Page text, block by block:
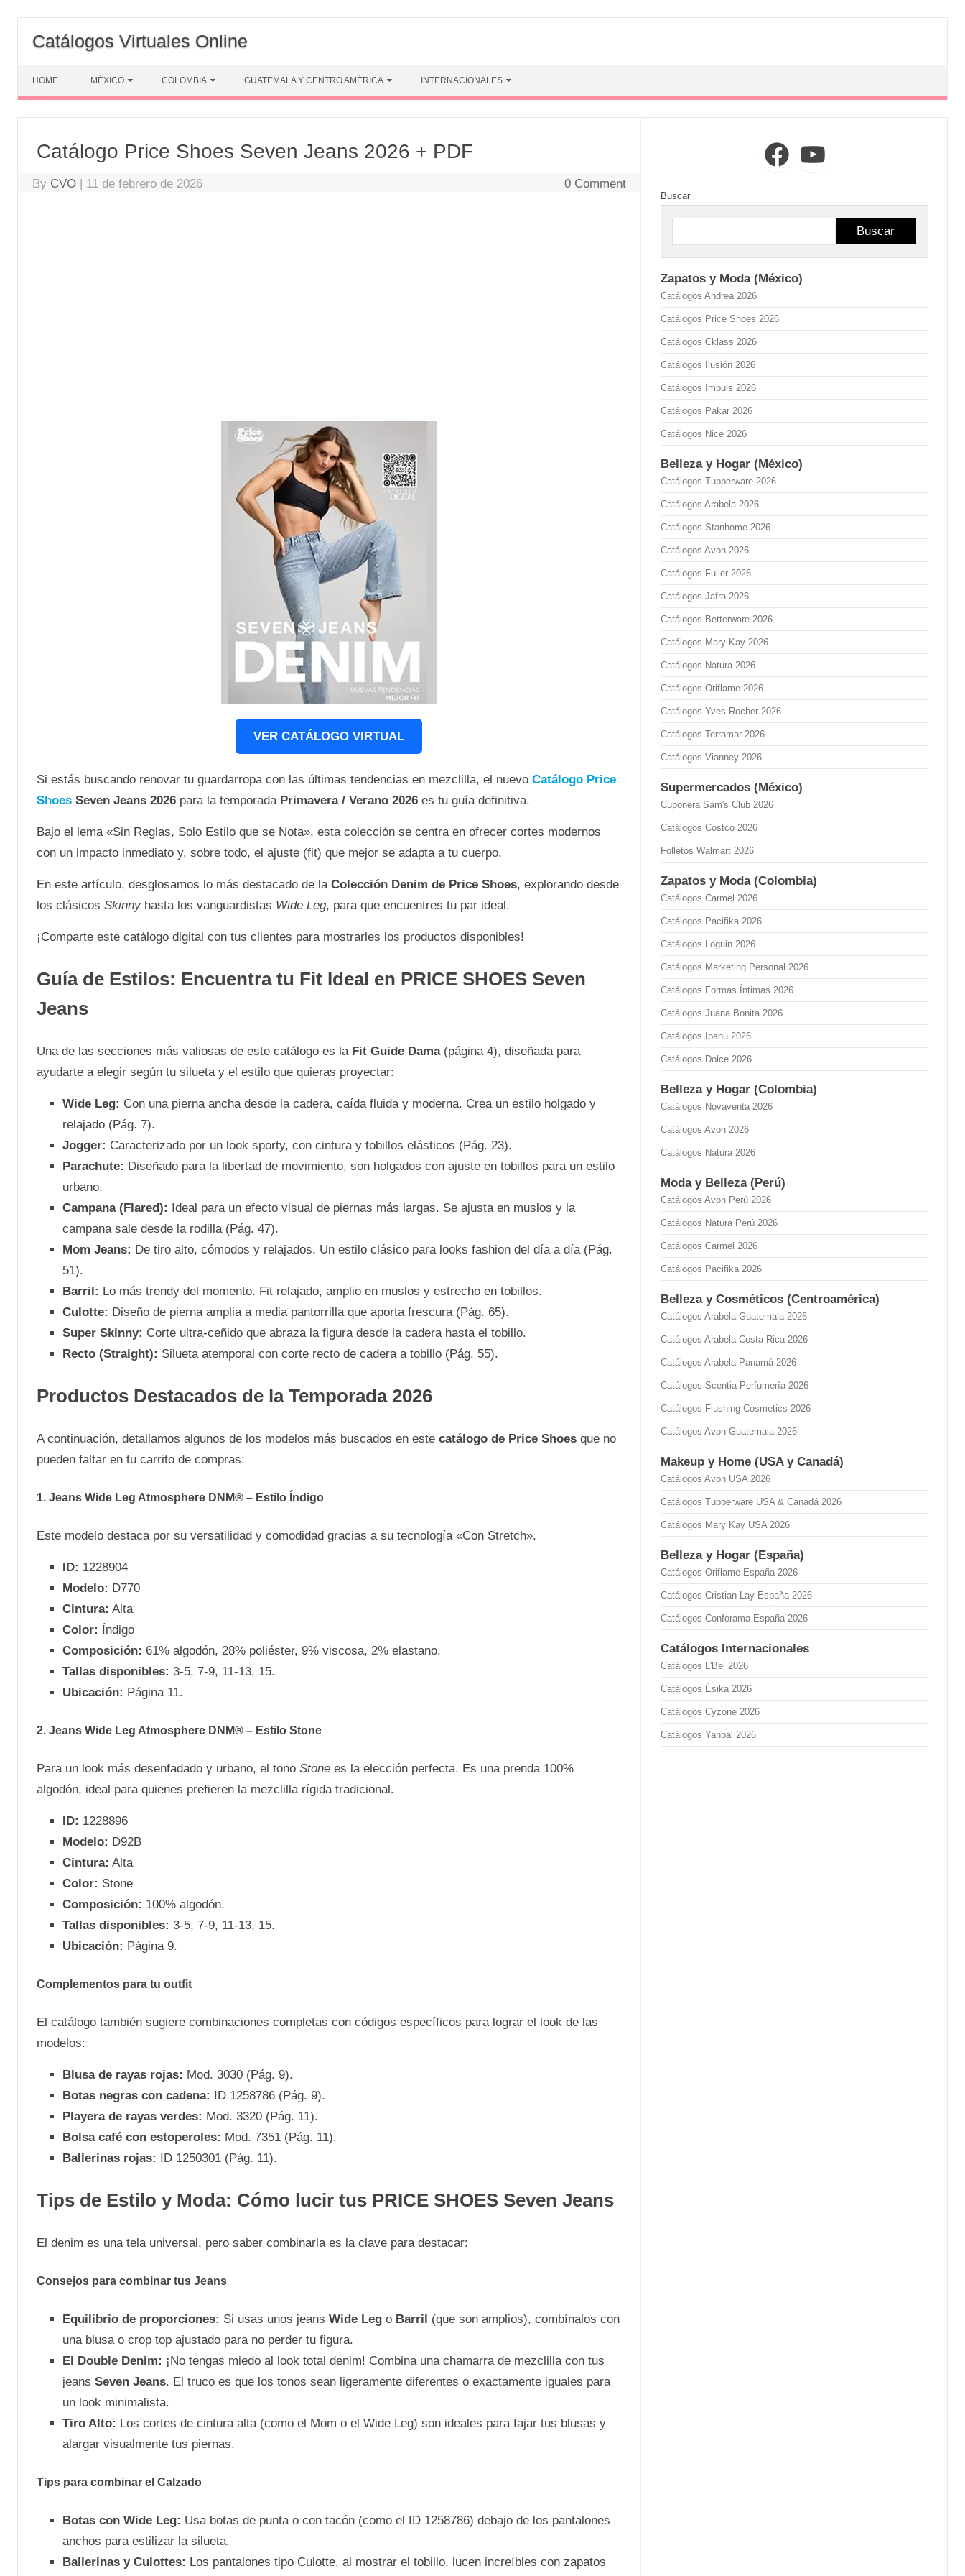
content
Catálogos Virtuales Online
HOME MÉXICO COLOMBIA GUATEMALA Y CENTRO AMÉRICA INTERNACIONALES
Catálogo Price Shoes Seven Jeans 2026 + PDF
By CVO | 11 de febrero de 2026 0 Comment
VER CATÁLOGO VIRTUAL
Si estás buscando renovar tu guardarropa con las últimas tendencias en mezclilla, el nuevo Catálogo Price
ShoesSeven Jeans 2026para la temporada Primavera / Verano 2026es tu guía definitiva.
Bajo el lema «Sin Reglas, Solo Estilo que se Nota», esta colección se centra en ofrecer cortes modernos
con un impacto inmediato y, sobre todo, el ajuste (fit) que mejor se adapta a tu cuerpo.
En este artículo, desglosamos lo más destacado de la Colección Denim de Price Shoes, explorando desde
los clásicos Skinnyhasta los vanguardistas Wide Leg, para que encuentres tu par ideal.
¡Comparte este catálogo digital con tus clientes para mostrarles los productos disponibles!
Guía de Estilos: Encuentra tu Fit Ideal en PRICE SHOES Seven
Jeans
Una de las secciones más valiosas de este catálogo es la Fit Guide Dama(página 4), diseñada para
ayudarte a elegir según tu silueta y el estilo que quieras proyectar:
Wide Leg: Con una pierna ancha desde la cadera, caída fluida y moderna. Crea un estilo holgado y
relajado (Pág. 7).
Jogger: Caracterizado por un look sporty, con cintura y tobillos elásticos (Pág. 23).
Parachute: Diseñado para la libertad de movimiento, son holgados con ajuste en tobillos para un estilo
urbano.
Campana (Flared): Ideal para un efecto visual de piernas más largas. Se ajusta en muslos y la
campana sale desde la rodilla (Pág. 47).
Mom Jeans: De tiro alto, cómodos y relajados. Un estilo clásico para looks fashion del día a día (Pág.
51).
Barril: Lo más trendy del momento. Fit relajado, amplio en muslos y estrecho en tobillos.
Culotte: Diseño de pierna amplia a media pantorrilla que aporta frescura (Pág. 65).
Super Skinny: Corte ultra-ceñido que abraza la figura desde la cadera hasta el tobillo.
Recto (Straight): Silueta atemporal con corte recto de cadera a tobillo (Pág. 55).
Productos Destacados de la Temporada 2026
A continuación, detallamos algunos de los modelos más buscados en este catálogo de Price Shoesque no
pueden faltar en tu carrito de compras:
1. Jeans Wide Leg Atmosphere DNM® – Estilo Índigo
Este modelo destaca por su versatilidad y comodidad gracias a su tecnología «Con Stretch».
ID: 1228904
Modelo: D770
Cintura: Alta
Color: Índigo
Composición: 61% algodón, 28% poliéster, 9% viscosa, 2% elastano.
Tallas disponibles: 3-5, 7-9, 11-13, 15.
Ubicación: Página 11.
2. Jeans Wide Leg Atmosphere DNM® – Estilo Stone
Para un look más desenfadado y urbano, el tono Stonees la elección perfecta. Es una prenda 100%
algodón, ideal para quienes prefieren la mezclilla rígida tradicional.
ID: 1228896
Modelo: D92B
Cintura: Alta
Color: Stone
Composición: 100% algodón.
Tallas disponibles: 3-5, 7-9, 11-13, 15.
Ubicación: Página 9.
Complementos para tu outfit
El catálogo también sugiere combinaciones completas con códigos específicos para lograr el look de las
modelos:
Blusa de rayas rojas: Mod. 3030 (Pág. 9).
Botas negras con cadena: ID 1258786 (Pág. 9).
Playera de rayas verdes: Mod. 3320 (Pág. 11).
Bolsa café con estoperoles: Mod. 7351 (Pág. 11).
Ballerinas rojas: ID 1250301 (Pág. 11).
Tips de Estilo y Moda: Cómo lucir tus PRICE SHOES Seven Jeans
El denim es una tela universal, pero saber combinarla es la clave para destacar:
Consejos para combinar tus Jeans
Equilibrio de proporciones: Si usas unos jeans Wide Lego Barril (que son amplios), combínalos con
una blusa o crop top ajustado para no perder tu figura.
El Double Denim: ¡No tengas miedo al look total denim! Combina una chamarra de mezclilla con tus
jeans Seven Jeans. El truco es que los tonos sean ligeramente diferentes o exactamente iguales para
un look minimalista.
Tiro Alto: Los cortes de cintura alta (como el Mom o el Wide Leg) son ideales para fajar tus blusas y
alargar visualmente tus piernas.
Tips para combinar el Calzado
Botas con Wide Leg: Usa botas de punta o con tacón (como el ID 1258786) debajo de los pantalones
anchos para estilizar la silueta.
Ballerinas y Culottes: Los pantalones tipo Culotte, al mostrar el tobillo, lucen increíbles con zapatos
FacebookYouTube
Buscar
Buscar
Zapatos y Moda (México)
Catálogos Andrea 2026
Catálogos Price Shoes 2026
Catálogos Cklass 2026
Catálogos Ilusión 2026
Catálogos Impuls 2026
Catálogos Pakar 2026
Catálogos Nice 2026
Belleza y Hogar (México)
Catálogos Tupperware 2026
Catálogos Arabela 2026
Catálogos Stanhome 2026
Catálogos Avon 2026
Catálogos Fuller 2026
Catálogos Jafra 2026
Catálogos Betterware 2026
Catálogos Mary Kay 2026
Catálogos Natura 2026
Catálogos Oriflame 2026
Catálogos Yves Rocher 2026
Catálogos Terramar 2026
Catálogos Vianney 2026
Supermercados (México)
Cuponera Sam's Club 2026
Catálogos Costco 2026
Folletos Walmart 2026
Zapatos y Moda (Colombia)
Catálogos Carmel 2026
Catálogos Pacifika 2026
Catálogos Loguin 2026
Catálogos Marketing Personal 2026
Catálogos Formas Íntimas 2026
Catálogos Juana Bonita 2026
Catálogos Ipanu 2026
Catálogos Dolce 2026
Belleza y Hogar (Colombia)
Catálogos Novaventa 2026
Catálogos Avon 2026
Catálogos Natura 2026
Moda y Belleza (Perú)
Catálogos Avon Perú 2026
Catálogos Natura Perú 2026
Catálogos Carmel 2026
Catálogos Pacifika 2026
Belleza y Cosméticos (Centroamérica)
Catálogos Arabela Guatemala 2026
Catálogos Arabela Costa Rica 2026
Catálogos Arabela Panamá 2026
Catálogos Scentia Perfumería 2026
Catálogos Flushing Cosmetics 2026
Catálogos Avon Guatemala 2026
Makeup y Home (USA y Canadá)
Catálogos Avon USA 2026
Catálogos Tupperware USA & Canadá 2026
Catálogos Mary Kay USA 2026
Belleza y Hogar (España)
Catálogos Oriflame España 2026
Catálogos Cristian Lay España 2026
Catálogos Conforama España 2026
Catálogos Internacionales
Catálogos L'Bel 2026
Catálogos Ésika 2026
Catálogos Cyzone 2026
Catálogos Yanbal 2026